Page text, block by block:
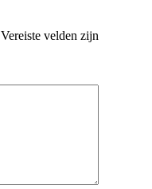
Vereiste velden zijn